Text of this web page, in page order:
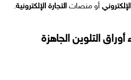
أو منصات التجارة الإلكترونية.
التلوين الجاهزة